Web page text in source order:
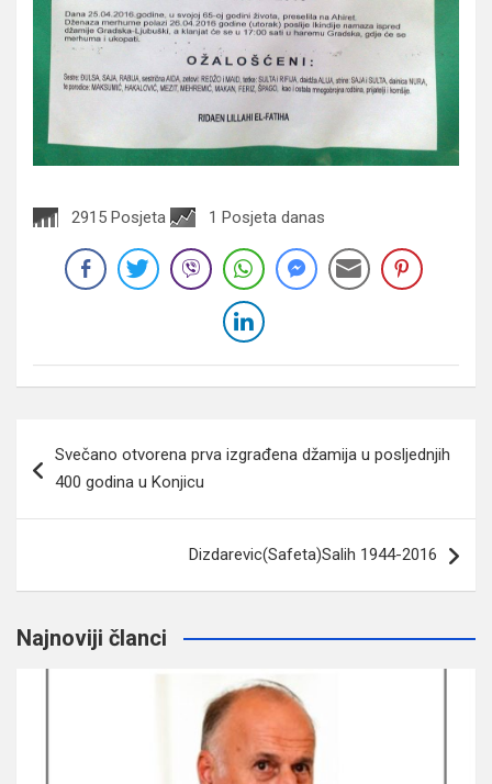
2915 Posjeta 1 Posjeta danas
članaka
Svečano otvorena prva izgrađena džamija u posljednjih
400 godina u Konjicu
Dizdarevic(Safeta)Salih 1944-2016
Najnoviji članci